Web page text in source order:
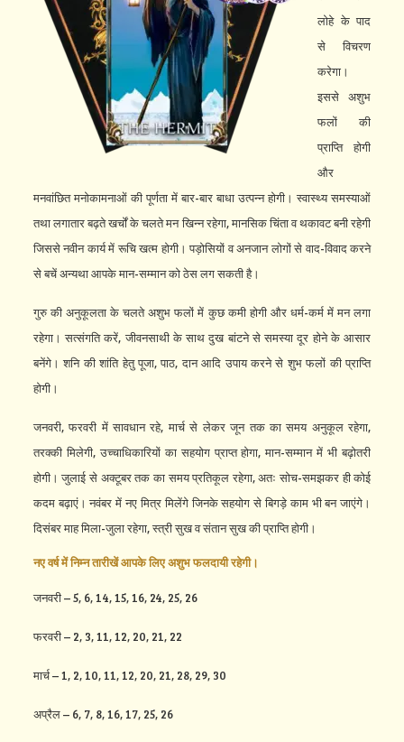
लोहे के पाद
से विचरण
करेगा।
इससे अशुभ
फलों की
प्राप्ति होगी
और
मनवांछित मनोकामनाओं की पूर्णता में बार-बार बाधा उत्पन्न होगी। स्वास्थ्य समस्याओं
तथा लगातार बढ़ते खर्चों के चलते मन खिन्न रहेगा, मानसिक चिंता व थकावट बनी रहेगी
जिससे नवीन कार्य में रूचि खत्म होगी। पड़ोसियों व अनजान लोगों से वाद-विवाद करने
से बचें अन्यथा आपके मान-सम्मान को ठेस लग सकती है।
गुरु की अनुकूलता के चलते अशुभ फलों में कुछ कमी होगी और धर्म-कर्म में मन लगा
रहेगा। सत्संगति करें, जीवनसाथी के साथ दुख बांटने से समस्या दूर होने के आसार
बनेंगे। शनि की शांति हेतु पूजा, पाठ, दान आदि उपाय करने से शुभ फलों की प्राप्ति
होगी।
जनवरी, फरवरी में सावधान रहे, मार्च से लेकर जून तक का समय अनुकूल रहेगा,
तरक्की मिलेगी, उच्चाधिकारियों का सहयोग प्राप्त होगा, मान-सम्मान में भी बढ़ोतरी
होगी। जुलाई से अक्टूबर तक का समय प्रतिकूल रहेगा, अतः सोच-समझकर ही कोई
कदम बढ़ाएं। नवंबर में नए मित्र मिलेंगे जिनके सहयोग से बिगड़े काम भी बन जाएंगे।
दिसंबर माह मिला-जुला रहेगा, स्त्री सुख व संतान सुख की प्राप्ति होगी।
नए वर्ष में निम्न तारीखें आपके लिए अशुभ फलदायी रहेगी।
जनवरी – 5, 6, 14, 15, 16, 24, 25, 26
फरवरी – 2, 3, 11, 12, 20, 21, 22
मार्च – 1, 2, 10, 11, 12, 20, 21, 28, 29, 30
अप्रैल – 6, 7, 8, 16, 17, 25, 26